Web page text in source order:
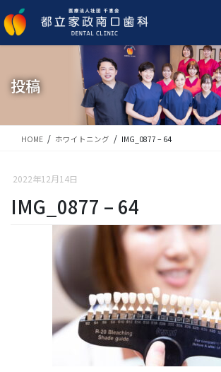
ン
テ
ビ
ゲ
移
投稿
HOME ホワイトニング IMG_0877 – 64
2022年12月14日
IMG_0877 – 64